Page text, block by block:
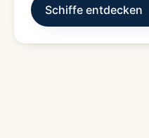
Schiffe entdecken